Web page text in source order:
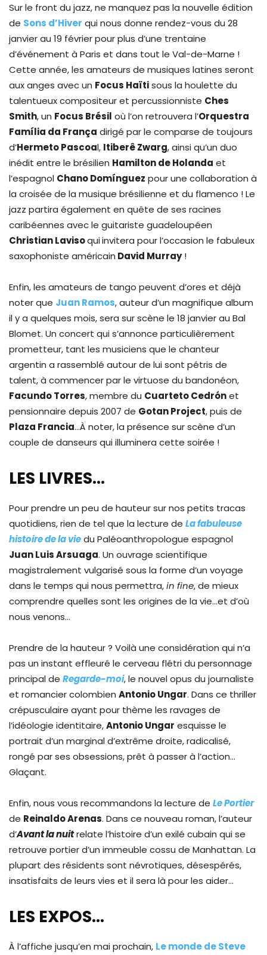
Sur le front du jazz, ne manquez pas la nouvelle édition
de Sons d’Hiver qui nous donne rendez-vous du 28
janvier au 19 février pour plus d’une trentaine
d’événement à Paris et dans tout le Val-de-Marne !
Cette année, les amateurs de musiques latines seront
aux anges avec un Focus Haïtisous la houlette du
talentueux compositeur et percussionniste Ches
Smith, un Focus Brésil où l’on retrouvera l’Orquestra
Família da França dirigé par le comparse de toujours
d’Hermeto Pascoal, Itiberê Zwarg, ainsi qu’un duo
inédit entre le brésilien Hamilton de Holanda et
l’espagnol Chano Domínguez pour une collaboration à
la croisée de la musique brésilienne et du flamenco ! Le
jazz partira également en quête de ses racines
caribéennes avec le guitariste guadeloupéen
Christian Lavisoquiinvitera pour l’occasion le fabuleux
saxophoniste américain David Murray!
Enfin, les amateurs de tango peuvent d’ores et déjà
noter que Juan Ramos, auteur d’un magnifique album
il y a quelques mois, sera sur scène le 18 janvier au Bal
Blomet. Un concert qui s’annonce particulièrement
prometteur, tant les musiciens que le chanteur
argentin a rassemblé autour de lui sont pétris de
talent, à commencer par le virtuose du bandonéon,
Facundo Torres, membre du Cuarteto Cedrónet
pensionnaire depuis 2007 de Gotan Project, puis de
Plaza Francia…À noter, la présence sur scène d’un
couple de danseurs qui illuminera cette soirée !
LES LIVRES…
Pour prendre un peu de hauteur sur nos petits tracas
quotidiens, rien de tel que la lecture de La fabuleuse
histoire de la viedu Paléoanthropologue espagnol
Juan Luis Arsuaga. Un ouvrage scientifique
magistralement vulgarisé sous la forme d’un voyage
dans le temps qui nous permettra,in fine, de mieux
comprendre quelles sont les origines de la vie…et d’où
nous venons…
Prendre de la hauteur ? Voilà une considération qui n’a
pas un instant effleuré le cerveau flétri du personnage
principal de Regarde-moi, le nouvel opus du journaliste
et romancier colombien Antonio Ungar. Dans ce thriller
crépusculaire ayant pour thème les ravages de
l’idéologie identitaire,Antonio Ungar esquisse le
portrait d’un marginal d’extrême droite, radicalisé,
rongé par ses obsessions, prêt à passer à l’action…
Glaçant.
Enfin, nous vous recommandons la lecture de Le Portier
de Reinaldo Arenas. Dans ce nouveau roman, l’auteur
d’Avant la nuitrelate l’histoire d’un exilé cubain qui se
retrouve portier d’un immeuble cossu de Manhattan. La
plupart des résidents sont névrotiques, désespérés,
insatisfaits de leurs vies et il sera là pour les aider…
LES EXPOS…
À l’affiche jusqu’en mai prochain, Le monde de Steve